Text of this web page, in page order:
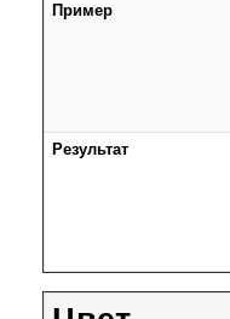
Пример
Результат